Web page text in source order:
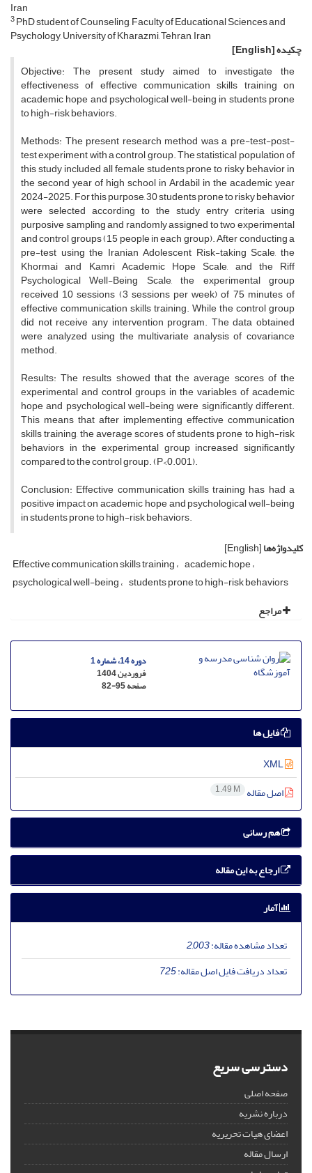
Iran
3PhD student of Counseling, Faculty of Educational Sciences and
Psychology, University of Kharazmi, Tehran, Iran
چکیده[English]
Objective: The present study aimed to investigate the
effectiveness of effective communication skills training on
academic hope and psychological well-being in students prone
to high-risk behaviors.
Methods: The present research method was a pre-test-post-
test experiment with a control group. The statistical population of
this study included all female students prone to risky behavior in
the second year of high school in Ardabil in the academic year
2024-2025. For this purpose, 30 students prone to risky behavior
were selected according to the study entry criteria using
purposive sampling and randomly assigned to two experimental
and control groups (15 people in each group). After conducting a
pre-test using the Iranian Adolescent Risk-taking Scale, the
Khormai and Kamri Academic Hope Scale, and the Riff
Psychological Well-Being Scale, the experimental group
received 10 sessions (3 sessions per week) of 75 minutes of
effective communication skills training. While the control group
did not receive any intervention program. The data obtained
were analyzed using the multivariate analysis of covariance
method.
Results: The results showed that the average scores of the
experimental and control groups in the variables of academic
hope and psychological well-being were significantly different.
This means that after implementing effective communication
skills training, the average scores of students prone to high-risk
behaviors in the experimental group increased significantly
compared to the control group. (P<0.001).
Conclusion: Effective communication skills training has had a
positive impact on academic hope and psychological well-being
in students prone to high-risk behaviors.
کلیدواژه‌ها[English]
Effective communication skills training academic hope
psychological well-being students prone to high-risk behaviors
مراجع
دوره 14، شماره 1
فروردین 1404
صفحه82-95
فایل ها
اصل مقاله 1.49 M
هم رسانی
ارجاع به این مقاله
آمار
تعداد مشاهده مقاله:2,003
تعداد دریافت فایل اصل مقاله:725
دسترسی سریع
صفحه اصلی
درباره نشریه
اعضای هیات تحریریه
ارسال مقاله